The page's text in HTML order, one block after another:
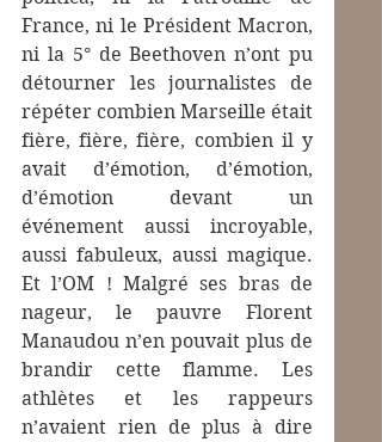
France, ni le Président Macron,
ni la 5° de Beethoven n’ont pu
détourner les journalistes de
répéter combien Marseille était
fière, fière, fière, combien il y
avait d’émotion, d’émotion,
d’émotion devant un
événement aussi incroyable,
aussi fabuleux, aussi magique.
Et l’OM ! Malgré ses bras de
nageur, le pauvre Florent
Manaudou n’en pouvait plus de
brandir cette flamme. Les
athlètes et les rappeurs
n’avaient rien de plus à dire